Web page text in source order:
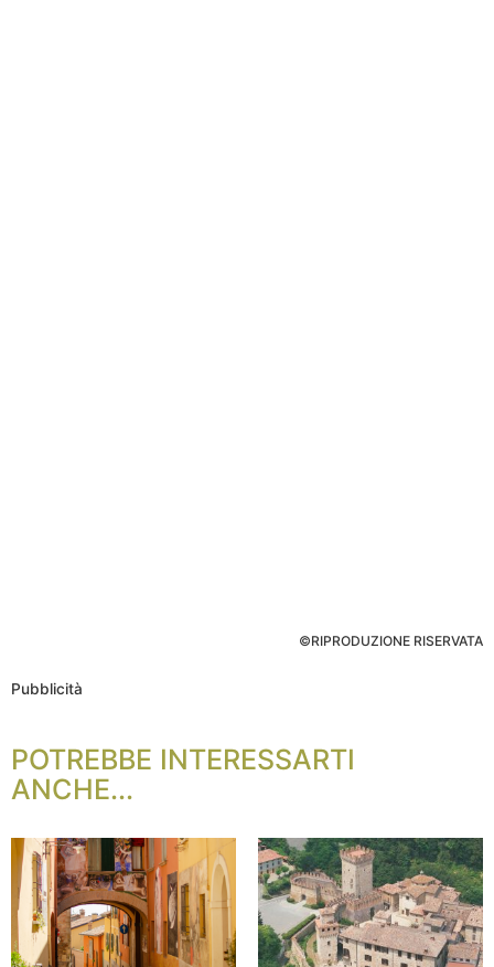
©RIPRODUZIONE RISERVATA
Pubblicità
POTREBBE INTERESSARTI
ANCHE...